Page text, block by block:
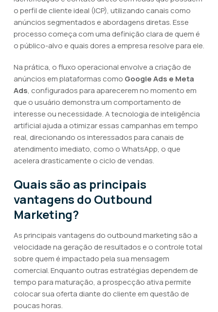
o perfil de cliente ideal (ICP), utilizando canais como
anúncios segmentados e abordagens diretas. Esse
processo começa com uma definição clara de quem é
o público-alvo e quais dores a empresa resolve para ele.
Na prática, o fluxo operacional envolve a criação de
anúncios em plataformas como Google Ads e Meta
Ads, configurados para aparecerem no momento em
que o usuário demonstra um comportamento de
interesse ou necessidade. A tecnologia de inteligência
artificial ajuda a otimizar essas campanhas em tempo
real, direcionando os interessados para canais de
atendimento imediato, como o WhatsApp, o que
acelera drasticamente o ciclo de vendas.
Quais são as principais
vantagens do Outbound
Marketing?
As principais vantagens do outbound marketing são a
velocidade na geração de resultados e o controle total
sobre quem é impactado pela sua mensagem
comercial. Enquanto outras estratégias dependem de
tempo para maturação, a prospecção ativa permite
colocar sua oferta diante do cliente em questão de
poucas horas.